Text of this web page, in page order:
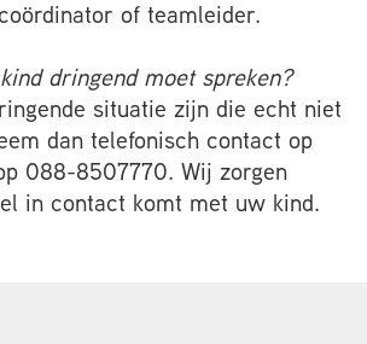
of teamleider.
dringend moet spreken?
situatie zijn die echt niet
dan telefonisch contact op
088-8507770. Wij zorgen
in contact komt met uw kind.